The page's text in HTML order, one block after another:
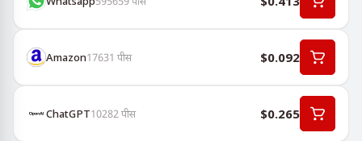
Amazon17631 पीस $0.092
ChatGPT10282 पीस $0.265